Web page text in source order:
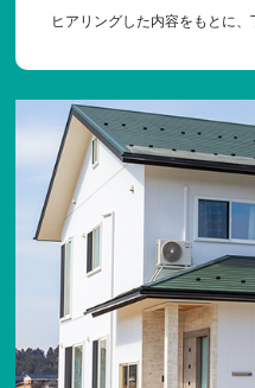
ヒアリングした内容をもとに、